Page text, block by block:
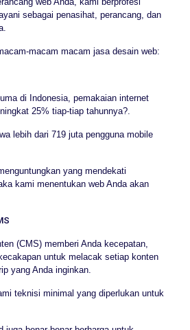
sebagai penasihat, perancang, dan
macam macam jasa desain web:
di Indonesia, pemakaian internet
25% tiap-tiap tahunnya?.
lebih dari 719 juta pengguna mobile
yang mendekati
kami menentukan web Anda akan
(CMS) memberi Anda kecepatan,
untuk melacak setiap konten
yang Anda inginkan.
teknisi minimal yang diperlukan untuk